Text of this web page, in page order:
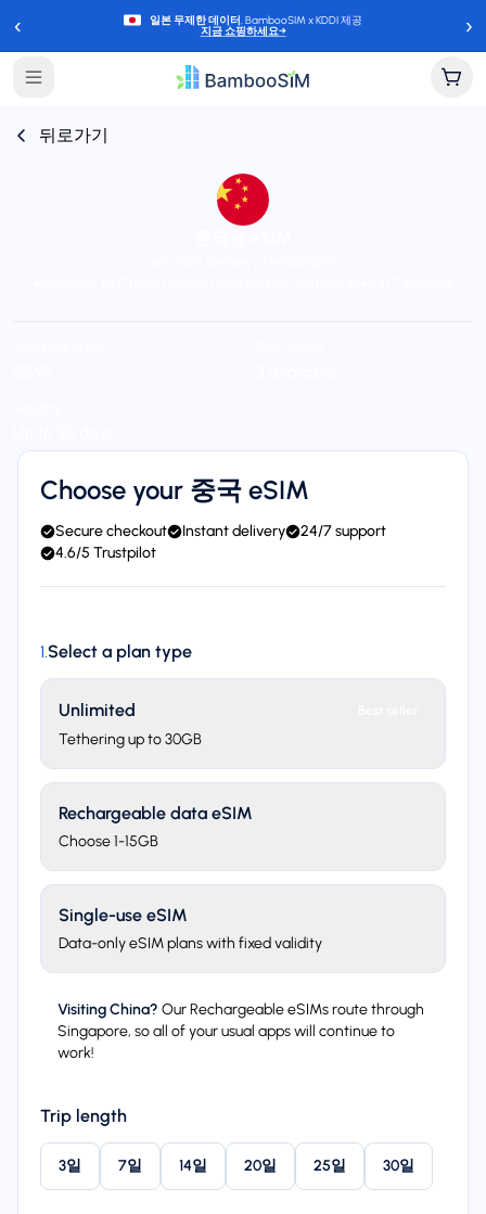
‹ 일본 무제한 데이터, BambooSIM x KDDI 제공
지금 쇼핑하세요→ ›
뒤로가기
Choose your 중국 eSIM
Secure checkout Instant delivery
24/7 support
4.6/5 Trustpilot
1.Select a plan type
Unlimited
Tethering up to 30GB
Rechargeable data eSIM
Choose 1-15GB
Single-use eSIM
Data-only eSIM plans with fixed validity
Visiting China? Our Rechargeable eSIMs route through
Singapore, so all of your usual apps will continue to
work!
Trip length
3일 7일 14일 20일 25일 30일